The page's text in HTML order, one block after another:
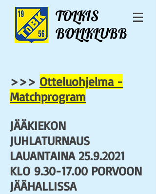
TOLKIS
BOLLKLUBB
>>> Otteluohjelma -
Matchprogram
JÄÄKIEKON
JUHLATURNAUS
LAUANTAINA25.9.2021
KLO 9.30-17.00 PORVOON
JÄÄHALLISSA